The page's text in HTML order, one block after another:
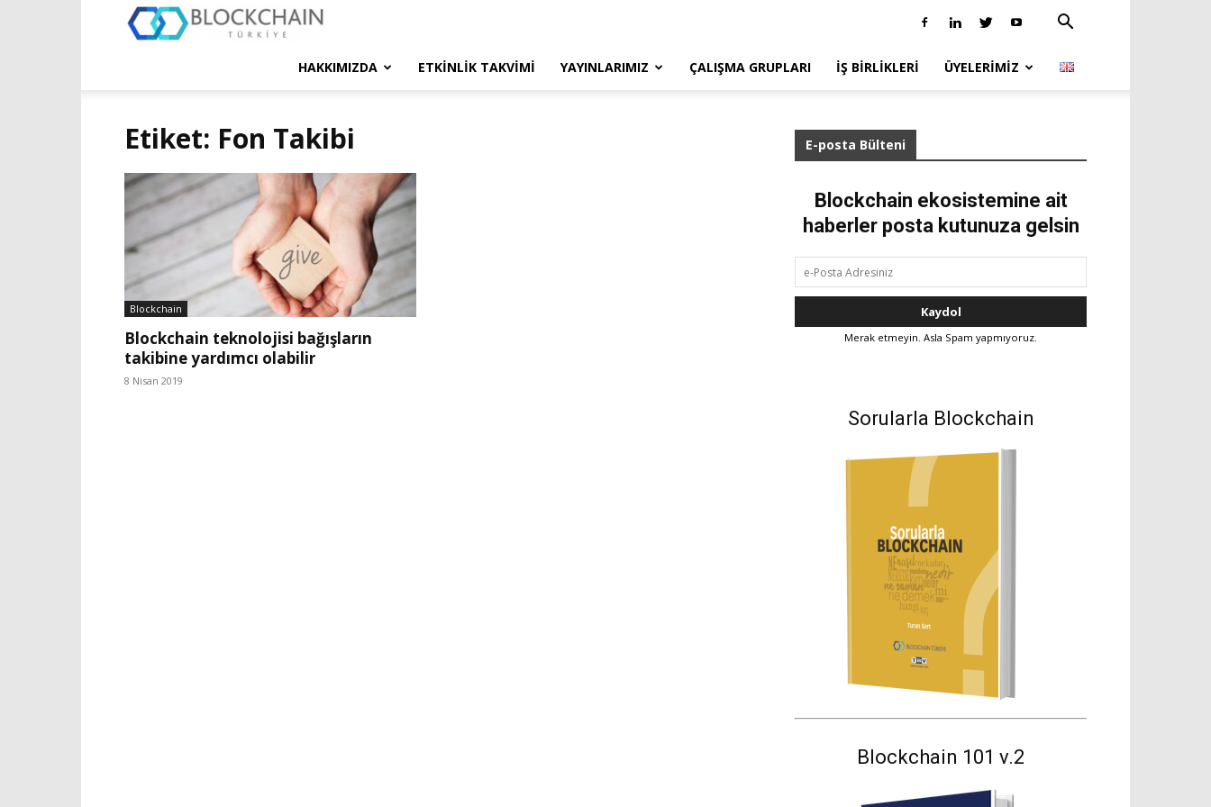
Türkiye
HAKKIMIZDA ETKINLIK TAKVIMI YAYINLARIMIZ ÇALIŞMA GRUPLARI İŞ BIRLIKLERI ÜYELERIMIZ
Etiket: Fon Takibi
Blockchain
Blockchain teknolojisi bağışların
takibine yardımcı olabilir
8 Nisan 2019
E-posta Bülteni
Blockchain ekosistemine ait
haberler posta kutunuza gelsin
Merak etmeyin. Asla Spam yapmıyoruz.
Sorularla Blockchain
Blockchain 101 v.2